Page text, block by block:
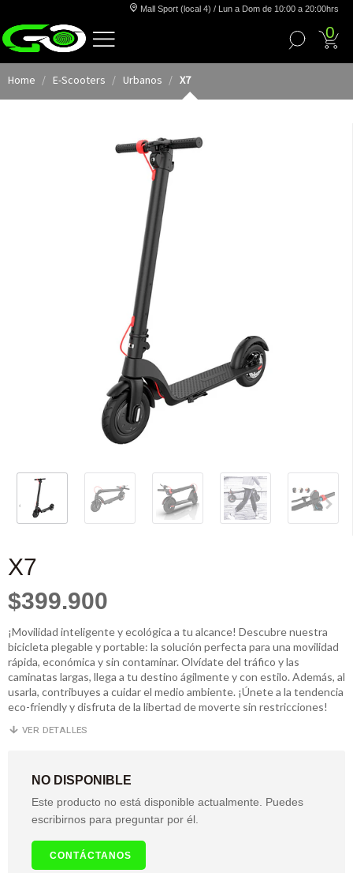
Mall Sport (local 4) / Lun a Dom de 10:00 a 20:00hrs
0
Home E-Scooters Urbanos X7
X7
$399.900
¡Movilidad inteligente y ecológica a tu alcance! Descubre nuestra
bicicleta plegable y portable: la solución perfecta para una movilidad
rápida, económica y sin contaminar. Olvídate del tráfico y las
caminatas largas, llega a tu destino ágilmente y con estilo. Además, al
usarla, contribuyes a cuidar el medio ambiente. ¡Únete a la tendencia
eco-friendly y disfruta de la libertad de moverte sin restricciones!
VER DETALLES
NO DISPONIBLE
Este producto no está disponible actualmente. Puedes
escribirnos para preguntar por él.
CONTÁCTANOS